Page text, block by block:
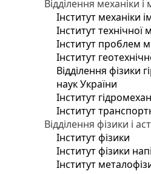
Відділення механіки
Інститут
Інститут
Інститут проблем
Інститут
Відділення фізики
наук України
Інститут
Інститут
Відділення фізики і
Інститут фізики
Інститут фізики
Інститут